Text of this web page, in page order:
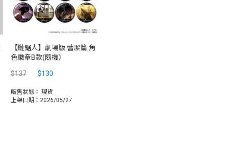
【鏈鋸人】劇場版 蕾潔篇 角
色徽章B款(隨機）
$137 $130
販售狀態： 現貨
上架日期：2026/05/27